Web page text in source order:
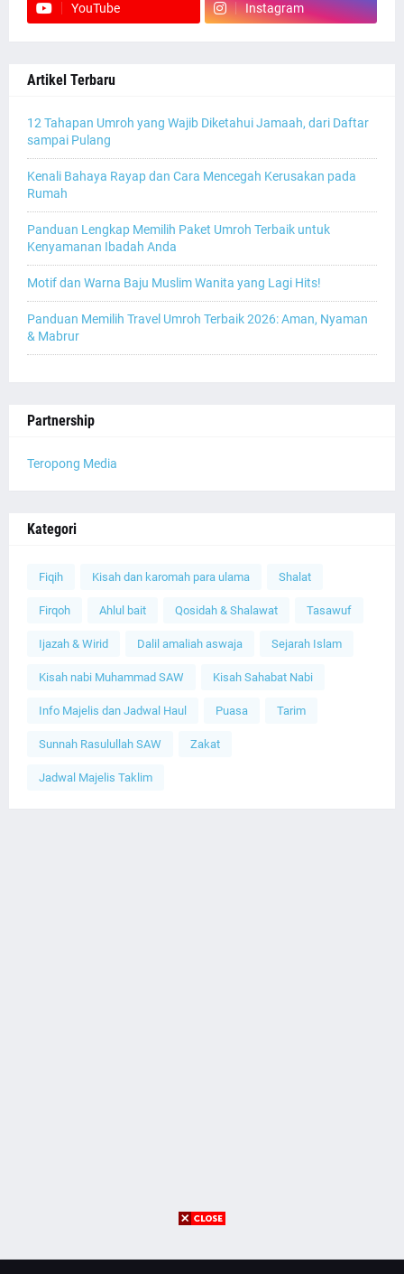
YouTube Instagram
Artikel Terbaru
12 Tahapan Umroh yang Wajib Diketahui Jamaah, dari Daftar
sampai Pulang
Kenali Bahaya Rayap dan Cara Mencegah Kerusakan pada
Rumah
Panduan Lengkap Memilih Paket Umroh Terbaik untuk
Kenyamanan Ibadah Anda
Motif dan Warna Baju Muslim Wanita yang Lagi Hits!
Panduan Memilih Travel Umroh Terbaik 2026: Aman, Nyaman
& Mabrur
Partnership
Teropong Media
Kategori
Fiqih Kisah dan karomah para ulama Shalat
Firqoh Ahlul bait Qosidah & Shalawat Tasawuf
Ijazah & Wirid Dalil amaliah aswaja Sejarah Islam
Kisah nabi Muhammad SAW Kisah Sahabat Nabi
Info Majelis dan Jadwal Haul Puasa Tarim
Sunnah Rasulullah SAW Zakat
Jadwal Majelis Taklim